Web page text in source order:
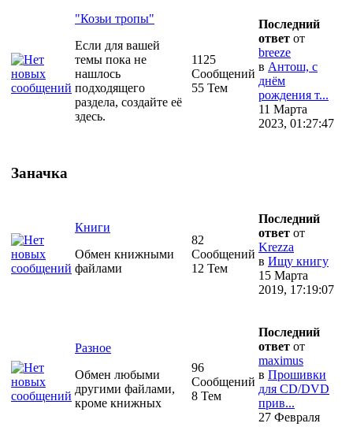
"Козьи тропы"
Если для вашей
темы пока не
нашлось
подходящего
раздела, создайте её
здесь.
1125
Сообщений
55 Тем
Последний
ответ от
breeze
в Антош, с
днём
рождения т...
11 Марта
2023, 01:27:47
Заначка
Книги
Обмен книжными
файлами
82
Сообщений
12 Тем
Последний
ответ от
Krezza
в Ищу книгу
15 Марта
2019, 17:19:07
Разное
Обмен любыми
другими файлами,
кроме книжных
96
Сообщений
8 Тем
Последний
ответ от
maximus
в Прошивки
для CD/DVD
прив...
27 Февраля